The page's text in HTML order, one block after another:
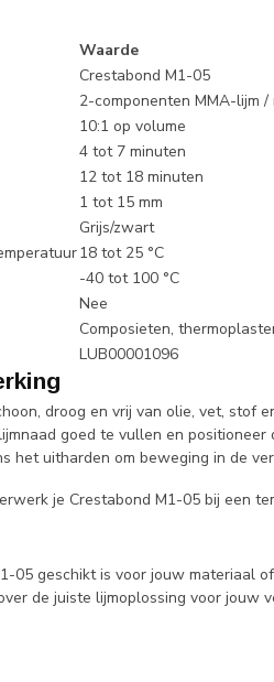
Waarde
Crestabond M1-05
2-componenten MMA-lijm
10:1 op volume
4 tot 7 minuten
12 tot 18 minuten
1 tot 15 mm
Grijs/zwart
18 tot 25 °C
-40 tot 100 °C
Nee
Composieten,
LUB00001096
droog en vrij van olie, vet, stof
goed te vullen en
het uitharden om beweging in de
je Crestabond M1-05 bij een
05 geschikt is voor jouw materiaal
de juiste lijmoplossing voor jouw